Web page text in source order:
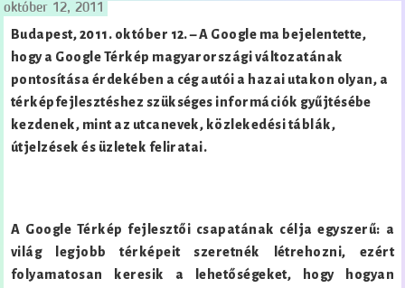
október 12, 2011
Budapest, 2011. október 12. – A Google ma bejelentette,
hogy a Google Térkép magyarországi változatának
pontosítása érdekében a cég autói a hazai utakon olyan, a
térképfejlesztéshez szükséges információk gyűjtésébe
kezdenek, mint az utcanevek, közlekedési táblák,
útjelzések és üzletek feliratai.
A Google Térkép fejlesztői csapatának célja egyszerű: a
világ legjobb térképeit szeretnék létrehozni, ezért
folyamatosan keresik a lehetőségeket, hogy hogyan